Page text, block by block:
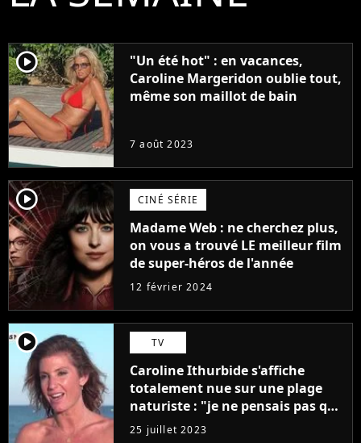
player2
"Un été hot" : en vacances,
Caroline Margeridon oublie tout,
même son maillot de bain
7 août 2023
player2 CINÉ SÉRIE
Madame Web : ne cherchez plus,
on vous a trouvé LE meilleur film
de super-héros de l'année
12 février 2024
player2 TV
Caroline Ithurbide s'affiche
totalement nue sur une plage
naturiste : "je ne pensais pas que
j'arriverais à le faire..."
25 juillet 2023